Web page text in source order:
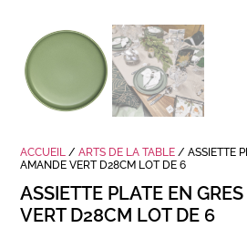
ACCUEIL /ARTS DE LA TABLE / ASSIETTE
AMANDE VERT D28CM LOT DE 6
ASSIETTE PLATE EN
VERT D28CM LOT DE 6